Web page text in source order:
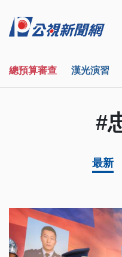
總預算審查 漢光演習
#
最新